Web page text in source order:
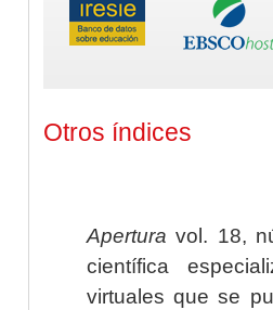
Otros índices
Apertura vol. 18,
científica
virtuales que se